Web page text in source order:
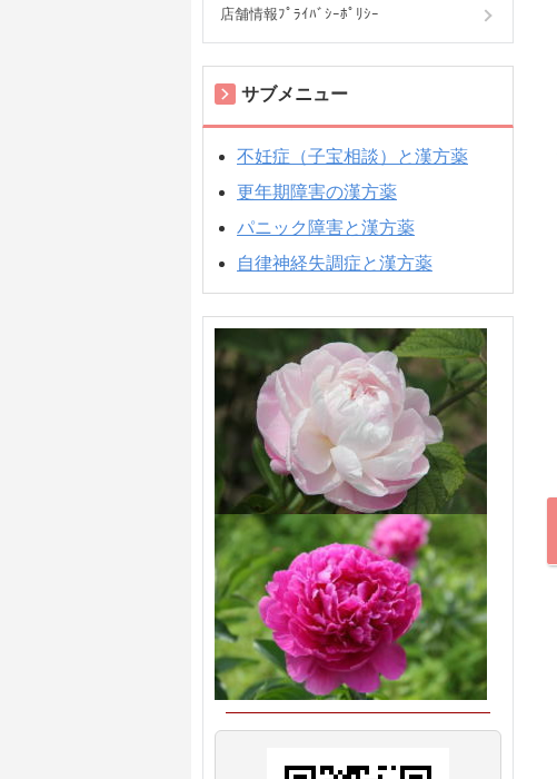
店舗情報ﾌﾟﾗｲﾊﾞｼｰﾎﾟﾘｼｰ
サブメニュー
不妊症（子宝相談）と漢方薬
更年期障害の漢方薬
パニック障害と漢方薬
自律神経失調症と漢方薬